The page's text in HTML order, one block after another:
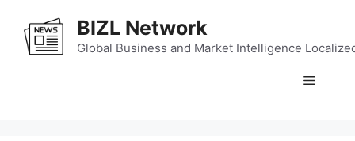
content
BIZL Network
Global Business and Market Intelligence
Menu